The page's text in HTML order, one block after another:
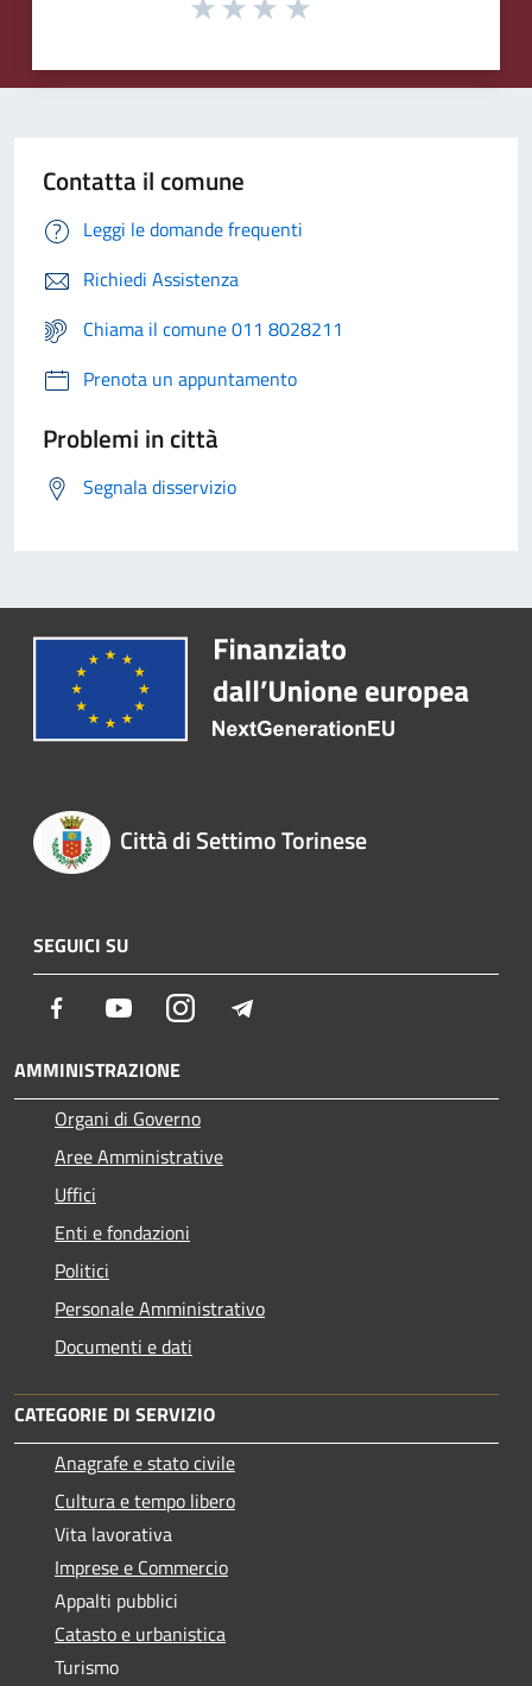
Contatta il comune
Leggi le domande frequenti
Richiedi Assistenza
Chiama il comune 011 8028211
Prenota un appuntamento
Problemi in città
Segnala disservizio
Città di Settimo Torinese
SEGUICI SU
Facebook YoutubeInstagram
AMMINISTRAZIONE
Organi di Governo
Aree Amministrative
Uffici
Enti e fondazioni
Politici
Personale Amministrativo
Documenti e dati
CATEGORIE DI SERVIZIO
Anagrafe e stato civile
Cultura e tempo libero
Vita lavorativa
Imprese e Commercio
Appalti pubblici
Catasto e urbanistica
Turismo